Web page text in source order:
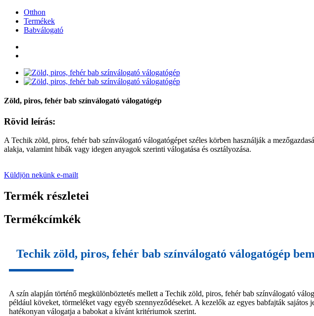
Otthon
Termékek
Babválogató
Zöld, piros, fehér bab színválogató válogatógép
Rövid leírás:
A Techik zöld, piros, fehér bab színválogató válogatógépet széles körben használják a
alakja, valamint hibák vagy idegen anyagok szerinti válogatása és osztályozása.
Küldjön nekünk e-mailt
Termék részletei
Termékcímkék
Techik zöld, piros, fehér bab színválogató válogatógép
A szín alapján történő megkülönböztetés mellett a Techik zöld, piros, fehér bab színválogató
például köveket, törmeléket vagy egyéb szennyeződéseket. A kezelők az egyes babfajták
hatékonyan válogatja a babokat a kívánt kritériumok szerint.